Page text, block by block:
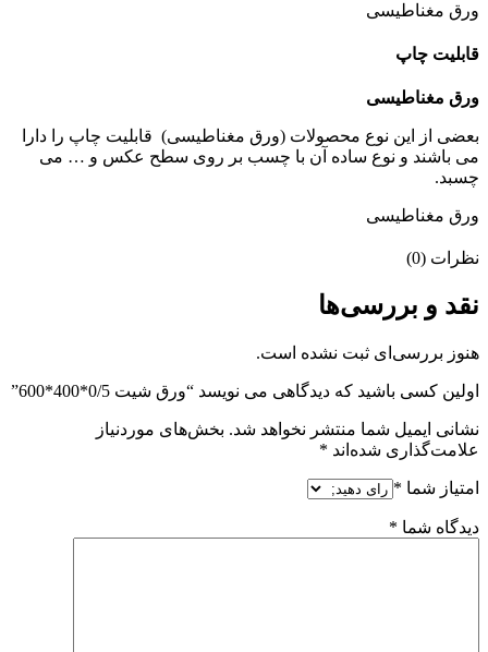
ورق مغناطیسی
قابلیت چاپ
ورق مغناطیسی
بعضی از این نوع محصولات (ورق مغناطیسی) قابلیت چاپ را دارا
می باشند و نوع ساده آن با چسب بر روی سطح عکس و … می
چسبد.
ورق مغناطیسی
نظرات (0)
نقد و بررسی‌ها
هنوز بررسی‌ای ثبت نشده است.
اولین کسی باشید که دیدگاهی می نویسد “ورق شیت 0/5*400*600”
نشانی ایمیل شما منتشر نخواهد شد. بخش‌های موردنیاز
علامت‌گذاری شده‌اند *
امتیاز شما *
دیدگاه شما *